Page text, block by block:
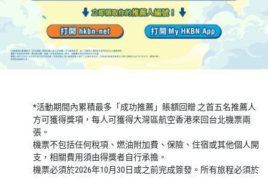
*活動期間內累積最多「成功推薦」賬額回贈 之首五名推薦人
方可獲得獎項，每人可獲得大灣區航空香港來回台北機票兩
張。
機票不包括任何稅項、燃油附加費、保險、住宿或其他個人開
支，相關費用須由得獎者自行承擔。
機票必須於2026年10月30日或之前完成簽發。所有旅程必須於